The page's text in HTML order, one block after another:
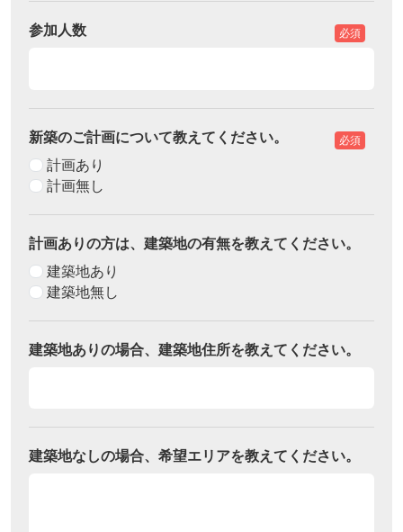
必須
参加人数
新築のご計画について教えてください。 必須
計画あり
計画無し
計画ありの方は、建築地の有無を教えてください。
建築地あり
建築地無し
建築地ありの場合、建築地住所を教えてください。
建築地なしの場合、希望エリアを教えてください。